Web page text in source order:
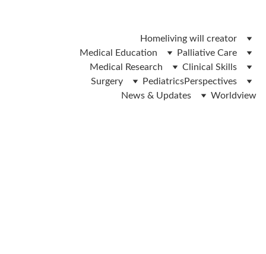
Home living will creator
Medical Education
Palliative Care
Medical Research
Clinical Skills
Surgery
PediatricsPerspectives
News & Updates
Worldview